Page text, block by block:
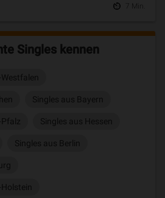
7 Min.
Singles kennen
Singles aus Bayern
Pfalz Singles aus Hessen
Singles aus Berlin